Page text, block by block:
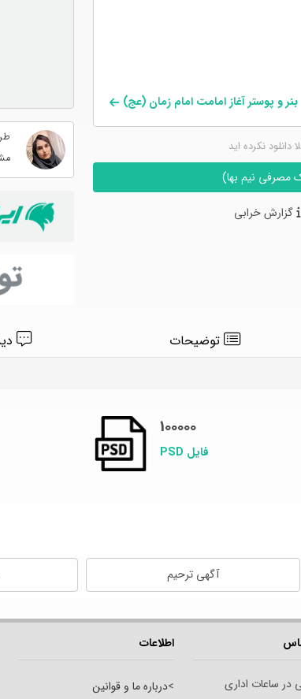
بنر و پوستر آغاز امامت امام زمان (عج)
دانلود نکرده اید
مصرفی نیم بها)
گزارش خرابی
100000
فایل PSD
آگهی ترحیم
در ساعات اداری
اطلاعات
>درباره ما و قوانین